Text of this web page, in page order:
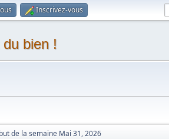
Inscrivez-vous
bien !
de la semaine Mai 31, 2026